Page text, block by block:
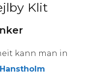
Klit
kann man in